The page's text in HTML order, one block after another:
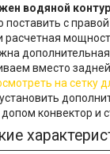
водяной контур
поставить с
расчетная
дополнительная
вместо
на сетку
конвектор и